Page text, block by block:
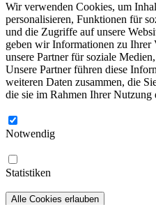
Wir verwenden Cookies, um
personalisieren, Funktionen für
und die Zugriffe auf unsere
geben wir Informationen zu Ihrer
unsere Partner für soziale
Unsere Partner führen diese
weiteren Daten zusammen, die
die sie im Rahmen Ihrer Nutzung
Notwendig
Statistiken
Alle Cookies erlauben